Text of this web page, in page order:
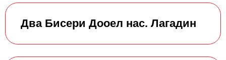
Два Бисери Дооел нас. Лагадин